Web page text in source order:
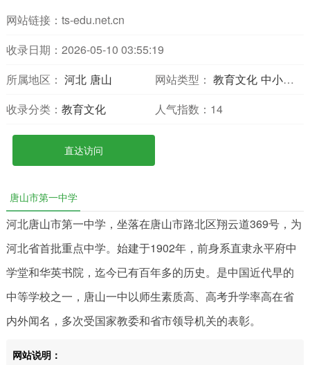
网站链接： ts-edu.net.cn
收录日期：2026-05-10 03:55:19
所属地区： 河北 唐山 网站类型： 教育文化 中小学校
收录分类： 教育文化 人气指数： 14
直达访问
唐山市第一中学
河北唐山市第一中学，坐落在唐山市路北区翔云道369号，为
河北省首批重点中学。始建于1902年，前身系直隶永平府中
学堂和华英书院，迄今已有百年多的历史。是中国近代早的
中等学校之一，唐山一中以师生素质高、高考升学率高在省
内外闻名，多次受国家教委和省市领导机关的表彰。
网站说明：